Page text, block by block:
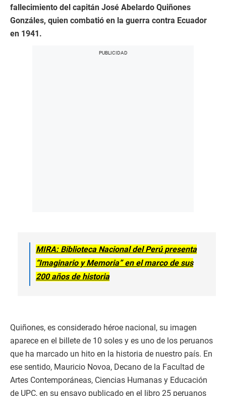
fallecimiento del capitán José Abelardo Quiñones
Gonzáles, quien combatió en la guerra contra Ecuador
en 1941.
MIRA: Biblioteca Nacional del Perú presenta
“Imaginario y Memoria” en el marco de sus
200 años de historia
Quiñones, es considerado héroe nacional, su imagen
aparece en el billete de 10 soles y es uno de los peruanos
que ha marcado un hito en la historia de nuestro país. En
ese sentido, Mauricio Novoa, Decano de la Facultad de
Artes Contemporáneas, Ciencias Humanas y Educación
de UPC, en su ensayo publicado en el libro 25 peruanos